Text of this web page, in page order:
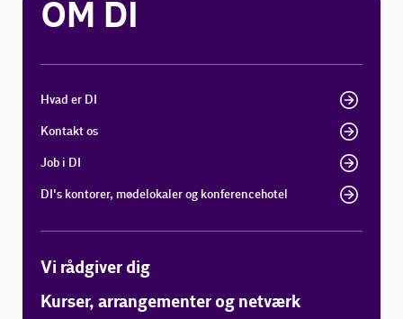
OM DI
Hvad er DI
Kontakt os
Job i DI
DI's kontorer, mødelokaler og konferencehotel
Vi rådgiver dig
Kurser, arrangementer og netværk